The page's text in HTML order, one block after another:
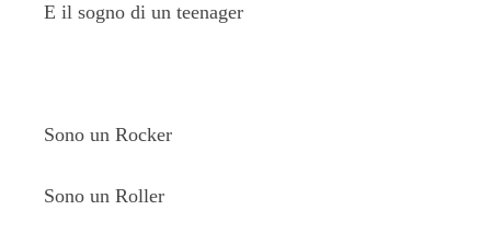
E il sogno di un teenager
Sono un Rocker
Sono un Roller